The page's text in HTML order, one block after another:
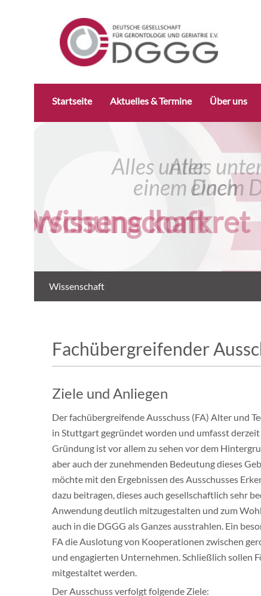
überspringen
Startseite Aktuelles & Termine Über uns
Wissenschaft
Alles
einem
Wissenschaft
Alles unter
einem Dach
Forschung
Fachübergreifender
Ziele und Anliegen
Der fachübergreifende Ausschuss (FA) Alter und
in Stuttgart gegründet worden und umfasst
Gründung ist vor allem zu sehen vor dem
aber auch der zunehmenden Bedeutung dieses
möchte mit den Ergebnissen des Ausschusses
dazu beitragen, dieses auch gesellschaftlich sehr
Anwendung deutlich mitzugestalten und zum
auch in die DGGG als Ganzes ausstrahlen. Ein
FA die Auslotung von Kooperationen zwischen
und engagierten Unternehmen. Schließlich sollen
mitgestaltet werden.
Der Ausschuss verfolgt folgende Ziele: